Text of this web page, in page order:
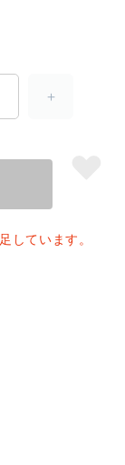
しています。